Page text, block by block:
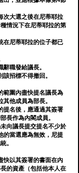
次大選之後在尼蒂耶拉
情況下在尼蒂耶拉的第
在尼蒂耶拉的位子都已
辭職發給議長。
該招標不得撤回。
範圍內盡快提名議長為
他成員為部長。
提名後，應通過其簽署
長作為內閣成員。
向議長提交提名不少於
的當選應為無效，尼提
。
快以其簽署的書面在內
的資產（包括他本人在